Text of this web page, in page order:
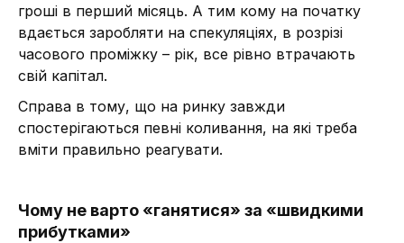
гроші в перший місяць. А тим кому на початку
вдається заробляти на спекуляціях, в розрізі
часового проміжку – рік, все рівно втрачають
свій капітал.
Справа в тому, що на ринку завжди
спостерігаються певні коливання, на які треба
вміти правильно реагувати.
Чому не варто «ганятися» за «швидкими
прибутками»